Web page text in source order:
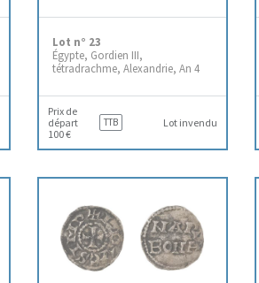
Lot n° 23
Égypte, Gordien III,
tétradrachme, Alexandrie, An 4
Prix de
départ
100 €
TTB Lot invendu